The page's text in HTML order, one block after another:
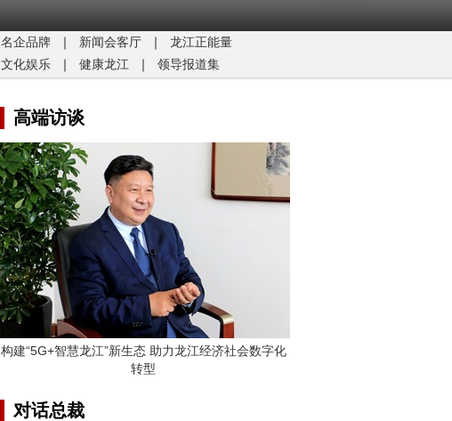
名企品牌 ｜ 新闻会客厅 ｜
龙江正能量​
文化娱乐 ｜ 健康龙江 ｜ 领导报道集
高端访谈
构建“5G+智慧龙江”新生态 助力龙江经济社会数字化
转型
对话总裁